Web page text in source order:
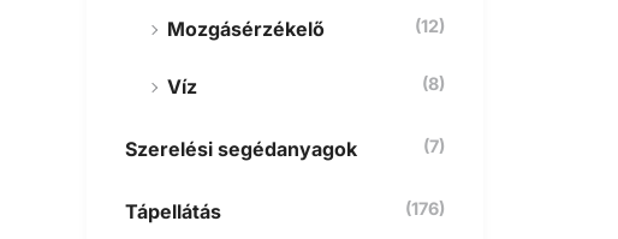
Mozgásérzékelő (12)
Víz (8)
Szerelési segédanyagok (7)
Tápellátás (176)